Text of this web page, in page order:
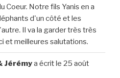
Coeur. Notre fils Yanis en a
d'un côté et les
Il va la garder très très
et meilleures salutations.
Jérémya écrit le 25 août